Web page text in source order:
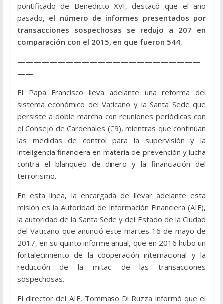
pontificado de Benedicto XVI, destacó que el año
pasado, el número de informes presentados por
transacciones sospechosas se redujo a 207 en
comparación con el 2015, en que fueron 544.
———————————————————————
——
El Papa Francisco lleva adelante una reforma del
sistema económico del Vaticano y la Santa Sede que
persiste a doble marcha con reuniones periódicas con
el Consejo de Cardenales (C9), mientras que continúan
las medidas de control para la supervisión y la
inteligencia financiera en materia de prevención y lucha
contra el blanqueo de dinero y la financiación del
terrorismo.
En esta línea, la encargada de llevar adelante esta
misión es la Autoridad de Información Financiera (AIF),
la autoridad de la Santa Sede y del Estado de la Ciudad
del Vaticano que anunció este martes 16 de mayo de
2017, en su quinto informe anual, que en 2016 hubo un
fortalecimiento de la cooperación internacional y la
reducción de la mitad de las transacciones
sospechosas.
El director del AIF, Tommaso Di Ruzza informó que el